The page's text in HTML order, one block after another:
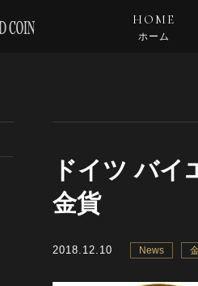
HOME
ホーム
ドイツ バ
金貨
2018.12.10 News